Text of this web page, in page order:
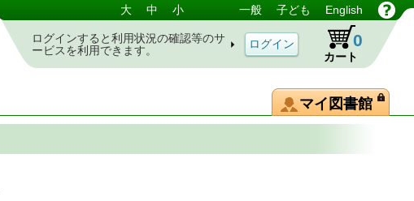
大 中 小 一般 子ども English
ログインすると利用状況の確認等のサ
ービスを利用できます。
カート
0
マイ図書館